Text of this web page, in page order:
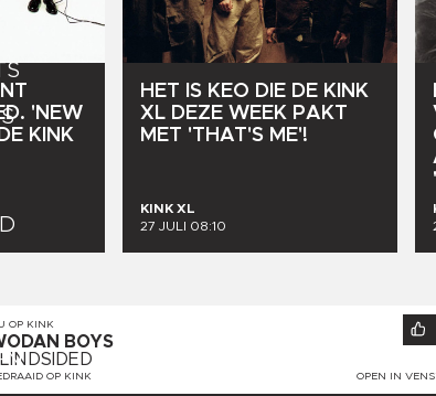
'NEW
DE KINK
HET IS KEO DIE DE KINK
XL DEZE WEEK PAKT
MET 'THAT'S ME'!
KINK XL
27 JULI 08:10
OP KINK
BOYS
OP KINK OPEN IN